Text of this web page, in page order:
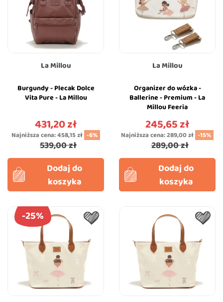
La Millou
Burgundy - Plecak Dolce
Vita Pure - La Millou
Cena
431,20 zł
Najniższa cena:458,15 zł -6%
539,00 zł
Dodaj do
koszyka
La Millou
Organizer do wózka -
Ballerine - Premium - La
Millou Feeria
Cena
245,65 zł
Najniższa cena:289,00 zł -15%
289,00 zł
Dodaj do
koszyka
-25%